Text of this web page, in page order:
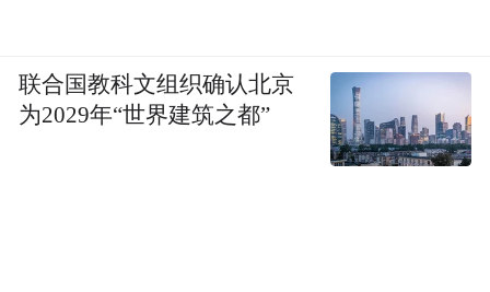
联合国教科文组织确认北京
为2029年“世界建筑之都”